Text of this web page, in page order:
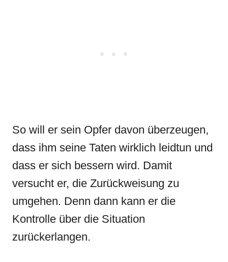
So will er sein Opfer davon überzeugen,
dass ihm seine Taten wirklich leidtun und
dass er sich bessern wird. Damit
versucht er, die Zurückweisung zu
umgehen. Denn dann kann er die
Kontrolle über die Situation
zurückerlangen.